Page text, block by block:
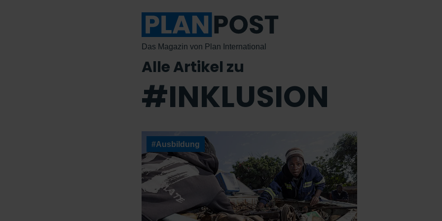
Das Magazin von Plan International
Alle Artikel zu
#INKLUSION
#Ausbildung